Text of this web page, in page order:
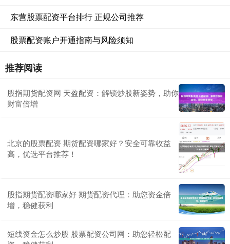
东营股票配资平台排行 正规公司推荐
股票配资账户开通指南与风险须知
推荐阅读
股指期货配资网 天盈配资：解锁炒股新姿势，助你
财富倍增
北京的股票配资 期货配资哪家好？安全可靠收益
高，优选平台推荐！
股指期货配资哪家好 期货配资代理：助您资金倍
增，稳健获利
短线资金怎么炒股 股票配资公司网：助您轻松配